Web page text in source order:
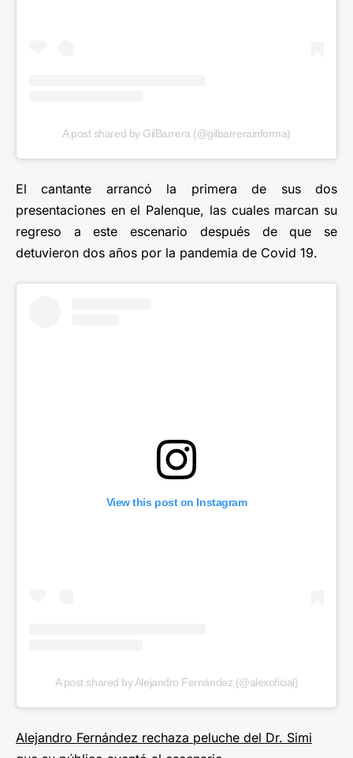
A post shared by GilBarrera (@gilbarrerainforma)
El cantante arrancó la primera de sus dos
presentaciones en el Palenque, las cuales marcan su
regreso a este escenario después de que se
detuvieron dos años por la pandemia de Covid 19.
View this post on Instagram
A post shared by Alejandro Fernández (@alexoficial)
Alejandro Fernández rechaza peluche del Dr. Simi